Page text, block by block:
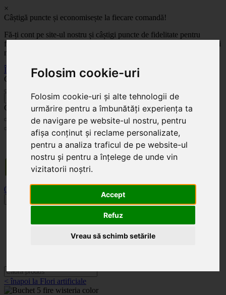
Folosim cookie-uri
Folosim cookie-uri și alte tehnologii de
urmărire pentru a îmbunătăți experiența ta
de navigare pe website-ul nostru, pentru
afișa conținut și reclame personalizate,
pentru a analiza traficul de pe website-ul
nostru și pentru a înțelege de unde vin
vizitatorii noștri.
Accept
Refuz
Vreau să schimb setările
×
Câștigă puncte și economisește la fiecare comandă!
Fă-ți cont pe site-ul nostru și câștigi puncte de fidelitate pentru
fiecare comandă! Cu cât comanzi mai mult, cu atât economisești mai
mult!
Înregistrează-te acum
Celoplast
Celoplast
Transportul este GRATUIT pentru comenzile mai mari de 350 Lei. Comanda minimă în
valoare de 100 Lei. Expediere în 1 - 2 zile lucrătoare.
0
Categorii
< înapoi la Flori artificiale